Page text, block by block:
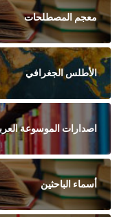
معجم المصطلحات
الأطلس الجغرافي
اصدارات الموسوعة
أسماء الباحثين